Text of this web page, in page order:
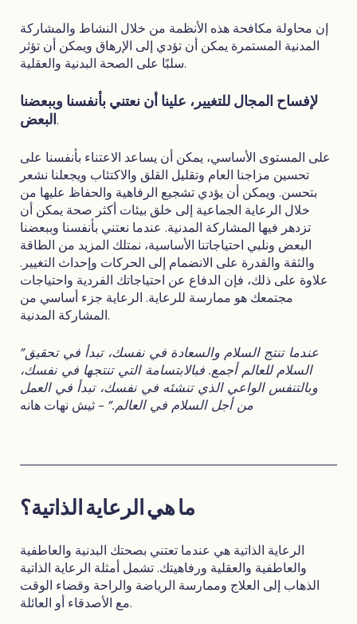
إن محاولة مكافحة هذه الأنظمة من خلال النشاط والمشاركة
المدنية المستمرة يمكن أن تؤدي إلى الإرهاق ويمكن أن تؤثر
سلبًا على الصحة البدنية والعقلية.
لإفساح المجال للتغيير، علينا أن نعتني بأنفسنا وببعضنا
البعض.
على المستوى الأساسي، يمكن أن يساعد الاعتناء بأنفسنا على
تحسين مزاجنا العام وتقليل القلق والاكتئاب ويجعلنا نشعر
بتحسن. ويمكن أن يؤدي تشجيع الرفاهية والحفاظ عليها من
خلال الرعاية الجماعية إلى خلق بيئات أكثر صحة يمكن أن
تزدهر فيها المشاركة المدنية. عندما نعتني بأنفسنا وببعضنا
البعض ونلبي احتياجاتنا الأساسية، نمتلك المزيد من الطاقة
والثقة والقدرة على الانضمام إلى الحركات وإحداث التغيير.
علاوة على ذلك، فإن الدفاع عن احتياجاتك الفردية واحتياجات
مجتمعك هو ممارسة للرعاية. الرعاية جزء أساسي من
المشاركة المدنية.
"عندما تنتج السلام والسعادة في نفسك، تبدأ في تحقيق
السلام للعالم أجمع. فبالابتسامة التي تنتجها في نفسك،
وبالتنفس الواعي الذي تنشئه في نفسك، تبدأ في العمل
من أجل السلام في العالم." - ثيش نهات هانه
ما هي الرعاية الذاتية؟
الرعاية الذاتية هي عندما تعتني بصحتك البدنية والعاطفية
والعاطفية والعقلية ورفاهيتك. تشمل أمثلة الرعاية الذاتية
الذهاب إلى العلاج وممارسة الرياضة والراحة وقضاء الوقت
مع الأصدقاء أو العائلة.